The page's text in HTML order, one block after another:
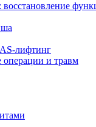
восстановление
лифтинг
операции и травм